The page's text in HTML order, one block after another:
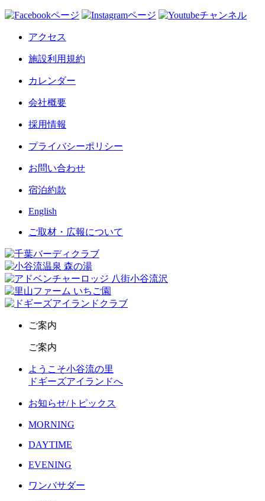
アクセス
施設利用規約
カレンダー
会社概要
採用情報
プライバシーポリシー
お問い合わせ
宿泊約款
English
ご取材・広報について
ご案内
ご案内
ようこそ小谷流の里
ドギーズアイランドへ
お知らせ/トピックス
MORNING
DAYTIME
EVENING
ワンバサダー